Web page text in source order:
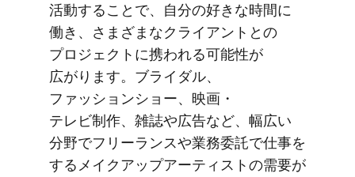
活動する​ことで、​自分の​好きな​時間に​
働き、​さまざまな​クライアントとの​
プロジェクトに​携われる​可能性が​
広がります。​ブライダル、​
ファッションショー、​映画・
テレビ制作、​雑誌や​広告など、​幅広い​
分野で​フリーランスや​業務委託で​仕事を​
する​メイクアップアーティストの​需要が​